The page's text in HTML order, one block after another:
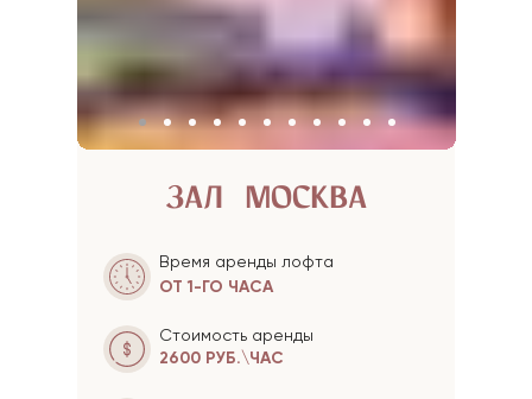
ЗАЛ "МОСКВА
Время аренды лофта
Стоимость аренды
ОТ 1-ГО ЧАСА
2600 РУБ.\ЧАС